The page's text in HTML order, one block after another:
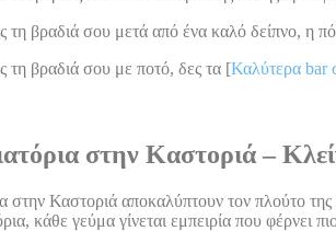
τη βραδιά σου μετά από ένα καλό δείπνο, η
τη βραδιά σου με ποτό, δες τα [Καλύτερα bar
στην Καστοριά –
στην Καστοριά αποκαλύπτουν τον πλούτο
κάθε γεύμα γίνεται εμπειρία που φέρνει